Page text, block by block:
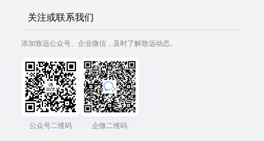
关注或联系我们
添加致远公众号、企业微信，及时了解致远动态。
公众号二维码 企微二维码